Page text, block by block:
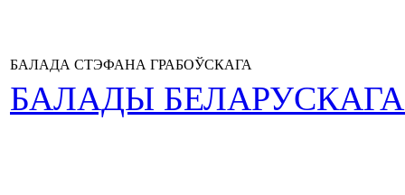
БАЛАДА СТЭФАНА ГРАБОЎСКАГА
БАЛАДЫ